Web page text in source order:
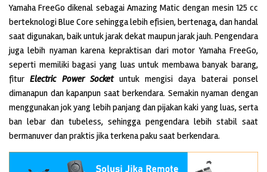
Yamaha FreeGo dikenal sebagai Amazing Matic dengan mesin 125 cc
berteknologi Blue Core sehingga lebih efisien, bertenaga, dan handal
saat digunakan, baik untuk jarak dekat maupun jarak jauh. Pengendara
juga lebih nyaman karena kepraktisan dari motor Yamaha FreeGo,
seperti memiliki bagasi yang luas untuk membawa banyak barang,
fiturElectric Power Socketuntuk mengisi daya baterai ponsel
dimanapun dan kapanpun saat berkendara. Semakin nyaman dengan
menggunakan jok yang lebih panjang dan pijakan kaki yang luas, serta
ban lebar dan tubeless, sehingga pengendara lebih stabil saat
bermanuver dan praktis jika terkena paku saat berkendara.